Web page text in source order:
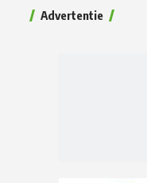
Advertentie